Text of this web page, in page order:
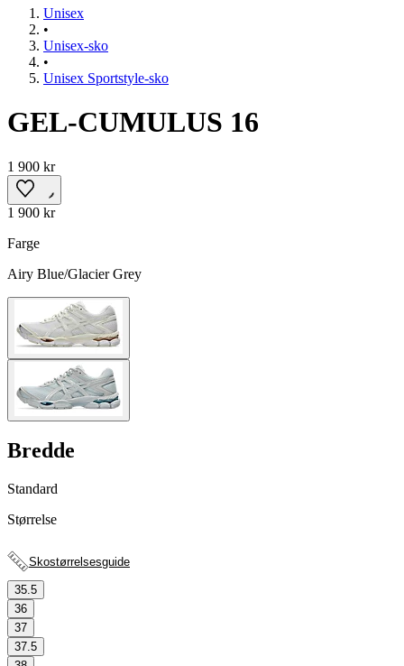
Unisex
•
Unisex-sko
•
Unisex Sportstyle-sko
GEL-CUMULUS 16
1 900 kr
1 900 kr
Farge
Airy Blue/Glacier Grey
Bredde
Standard
Størrelse
Skostørrelsesguide
35.5
36
37
37.5